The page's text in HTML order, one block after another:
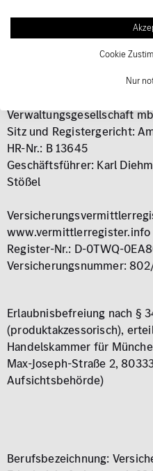
Sitz und Registergericht:
Verwaltungsgesellschaft
Sitz und Registergericht:
HR-Nr.: B 13645
Geschäftsführer: Karl
Stößel
www.vermittlerregister.info
Register-Nr.: D-0TWQ-
Versicherungsnummer:
Erlaubnisbefreiung nach §
(produktakzessorisch),
Handelskammer für
Max‑Joseph‑Straße 2,
Aufsichtsbehörde)
Berufsbezeichnung:
Cookie
Nur